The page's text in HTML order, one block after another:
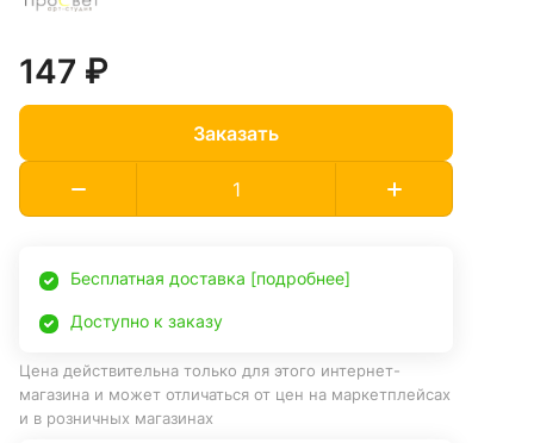
147 ₽
Заказать
Бесплатная доставка [подробнее]
Доступно к заказу
Цена действительна только для этого интернет-
магазина и может отличаться от цен на маркетплейсах
и в розничных магазинах